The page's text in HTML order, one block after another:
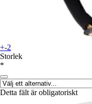
+-2
Storlek
*
Detta fält är obligatoriskt